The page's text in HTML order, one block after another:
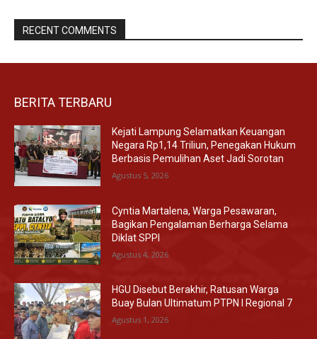
RECENT COMMENTS
BERITA TERBARU
Kejati Lampung Selamatkan Keuangan
Negara Rp1,14 Triliun, Penegakan Hukum
Berbasis Pemulihan Aset Jadi Sorotan
Agustus 5, 2026
Cyntia Martalena, Warga Pesawaran,
Bagikan Pengalaman Berharga Selama
Diklat SPPI
Agustus 4, 2026
HGU Disebut Berakhir, Ratusan Warga
Buay Bulan Ultimatum PTPN I Regional 7
Agustus 1, 2026